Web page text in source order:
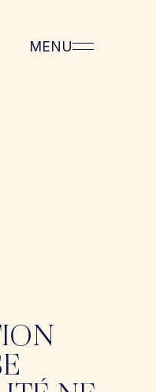
MENU